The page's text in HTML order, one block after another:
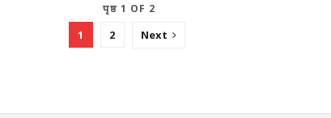
पृष्ठ 1 OF 2
1 2 Next